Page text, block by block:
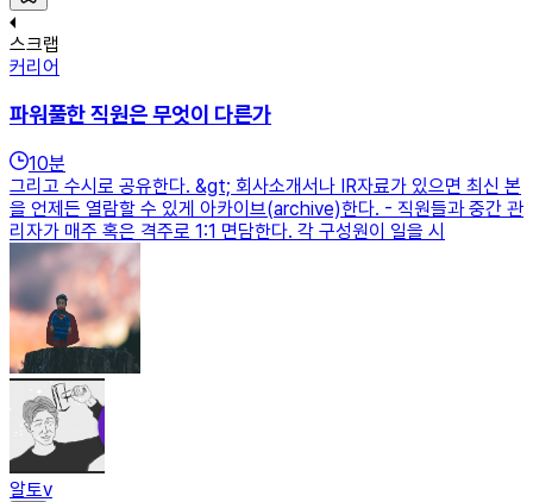
스크랩
커리어
파워풀한 직원은 무엇이 다른가
10분
그리고 수시로 공유한다. &gt; 회사소개서나 IR자료가 있으면 최신 본
을 언제든 열람할 수 있게 아카이브(archive)한다. - 직원들과 중간 관
리자가 매주 혹은 격주로 1:1 면담한다. 각 구성원이 일을 시
알토v